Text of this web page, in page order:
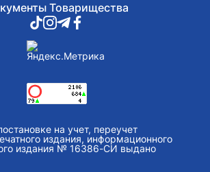
Товарищества
на учет, переучет
издания, информационного
издания № 16386-СИ выдано